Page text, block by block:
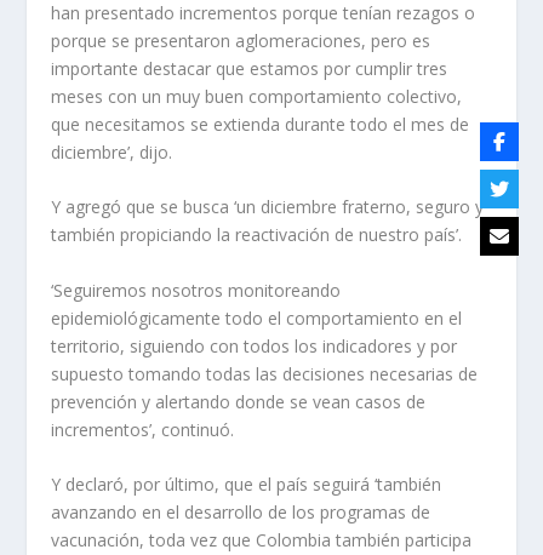
han presentado incrementos porque tenían rezagos o
porque se presentaron aglomeraciones, pero es
importante destacar que estamos por cumplir tres
meses con un muy buen comportamiento colectivo,
que necesitamos se extienda durante todo el mes de
diciembre’, dijo.
Y agregó que se busca ‘un diciembre fraterno, seguro y
también propiciando la reactivación de nuestro país’.
‘Seguiremos nosotros monitoreando
epidemiológicamente todo el comportamiento en el
territorio, siguiendo con todos los indicadores y por
supuesto tomando todas las decisiones necesarias de
prevención y alertando donde se vean casos de
incrementos’, continuó.
Y declaró, por último, que el país seguirá ‘también
avanzando en el desarrollo de los programas de
vacunación, toda vez que Colombia también participa